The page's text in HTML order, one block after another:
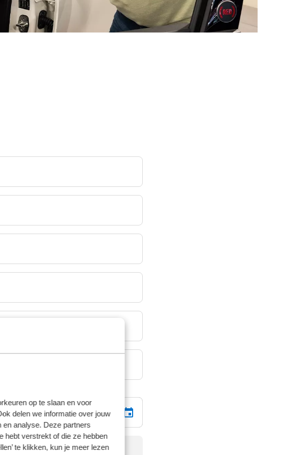
op te slaan en voor
delen we informatie over jouw
analyse. Deze partners
hebt verstrekt of die ze hebben
te klikken, kun je meer lezen